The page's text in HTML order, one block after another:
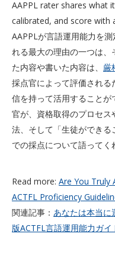
AAPPL rater shares what
calibrated, and score with
AAPPLが言語運用能力を
れる最大の理由の一つは
た内容や書いた内容は、 厳
採点官によって評価され
信を持って活用すること
官が、資格取得のプロセ
法、そして「生徒ができる
での採点について語ってく
Read more: Are You Truly
ACTFL Proficiency
関連記事： あなたは本当に
版ACTFL言語運用能力ガイ